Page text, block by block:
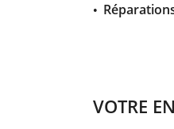
VOTRE